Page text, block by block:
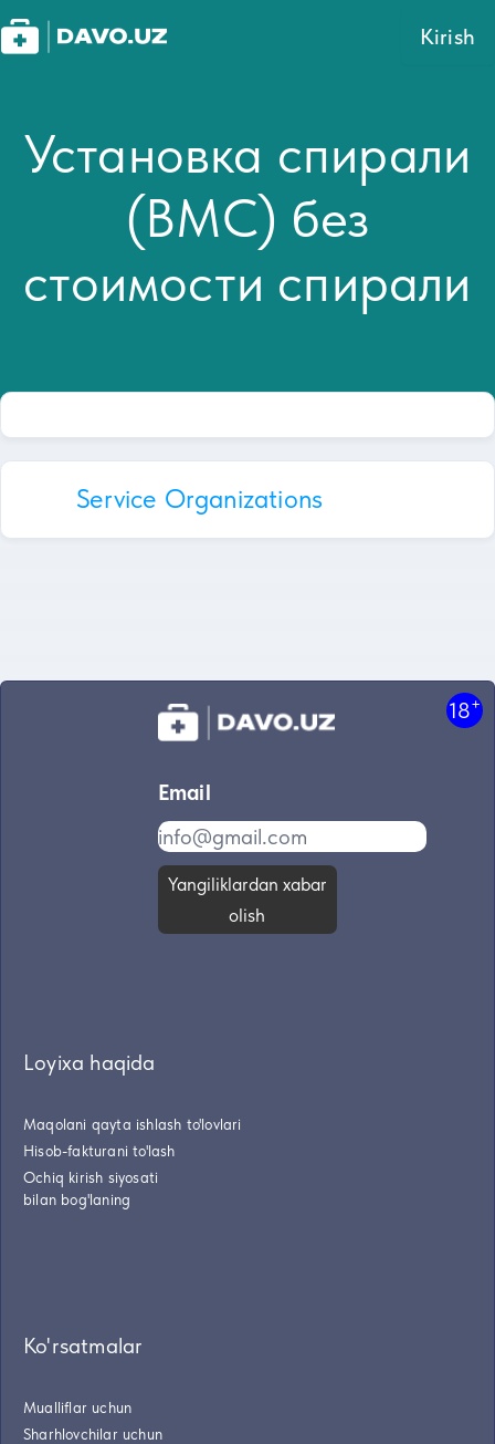
Kirish
Установка спирали
(ВМС) без
стоимости спирали
Service Organizations
18+
Email
Yangiliklardan xabar
olish
Loyixa haqida
Maqolani qayta ishlash to'lovlari
Hisob-fakturani to'lash
Ochiq kirish siyosati
bilan bog'laning
Ko'rsatmalar
Mualliflar uchun
Sharhlovchilar uchun